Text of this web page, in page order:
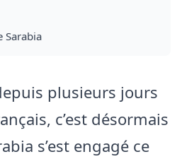
Sarabia
plusieurs jours
c’est désormais
s’est engagé ce